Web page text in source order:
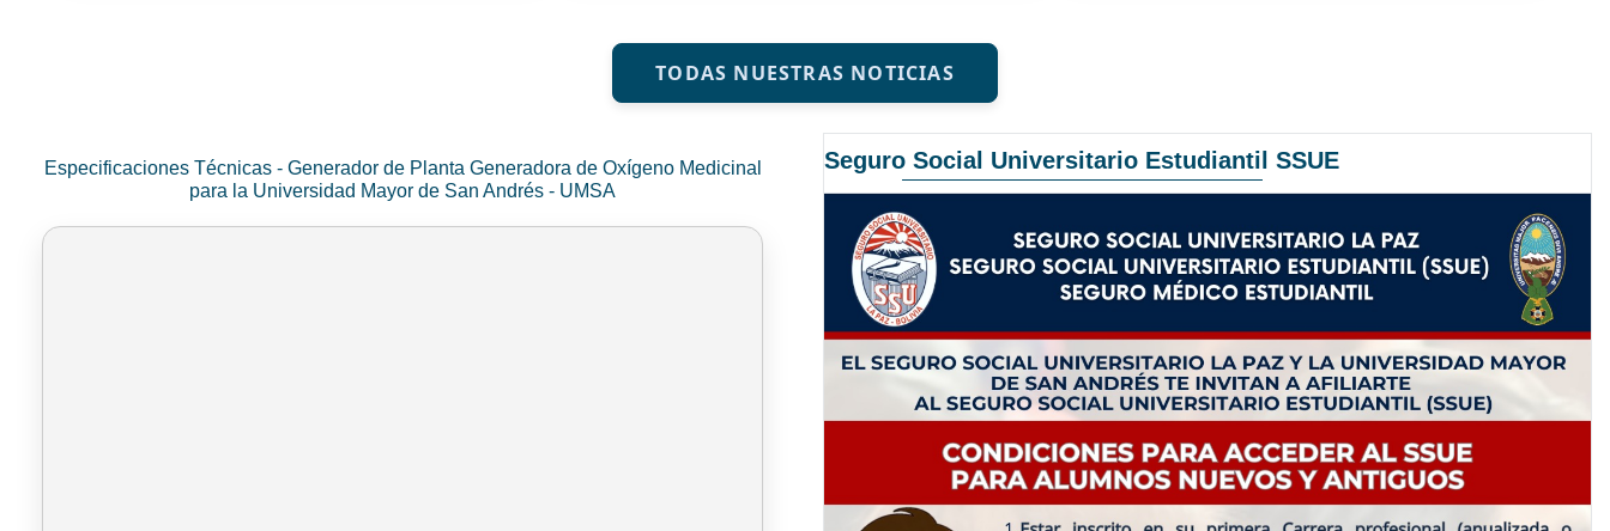
TODAS NUESTRAS NOTICIAS
Especificaciones Técnicas - Generador de Planta Generadora de Oxígeno Medicinal
para la Universidad Mayor de San Andrés - UMSA
Seguro Social Universitario Estudiantil SSUE